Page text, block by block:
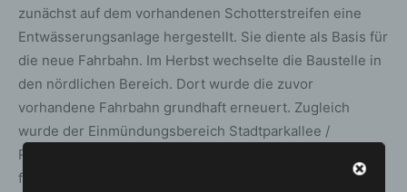
zunächst auf dem vorhandenen Schotterstreifen eine
Entwässerungsanlage hergestellt. Sie diente als Basis für
die neue Fahrbahn. Im Herbst wechselte die Baustelle in
den nördlichen Bereich. Dort wurde die zuvor
vorhandene Fahrbahn grundhaft erneuert. Zugleich
wurde der Einmündungsbereich Stadtparkallee /
Rhodehof neu aufgeteilt und mithilfe von unterschiedlich
farbiger Pflasterung teilweise als sogenannte